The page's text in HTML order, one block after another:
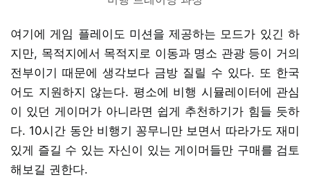
여기에 게임 플레이도 미션을 제공하는 모드가 있긴 하
지만, 목적지에서 목적지로 이동과 명소 관광 등이 거의
전부이기 때문에 생각보다 금방 질릴 수 있다. 또 한국
어도 지원하지 않는다. 평소에 비행 시뮬레이터에 관심
이 있던 게이머가 아니라면 쉽게 추천하기가 힘들 듯하
다. 10시간 동안 비행기 꽁무니만 보면서 따라가도 재미
있게 즐길 수 있는 자신이 있는 게이머들만 구매를 검토
해보길 권한다.